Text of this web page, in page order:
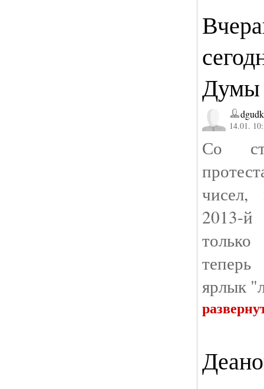
Думы
14.01.
Со
чисел,
2013-
ярлык